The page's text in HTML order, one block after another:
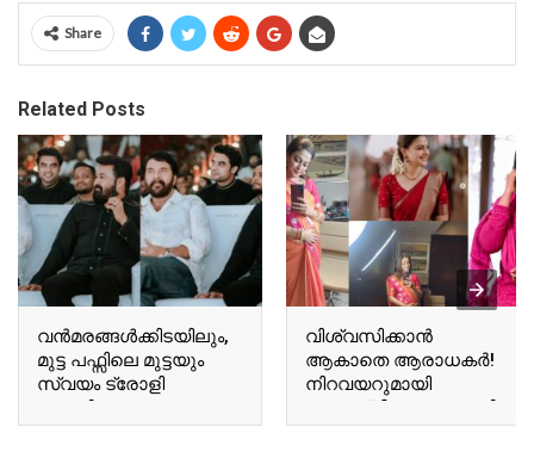
Share
Related Posts
വന്‍മരങ്ങള്‍ക്കിടയിലും,
മുട്ട പഫ്സിലെ മുട്ടയും
സ്വയം ട്രോളി
ബേസിലും
ടോവിനോയും!
വിശ്വസിക്കാൻ
ആകാതെ ആരാധകർ!
നിറവയറുമായി
അനുശ്രീ! വൈറലായി
അനുശ്രീയുടെ പുതിയ